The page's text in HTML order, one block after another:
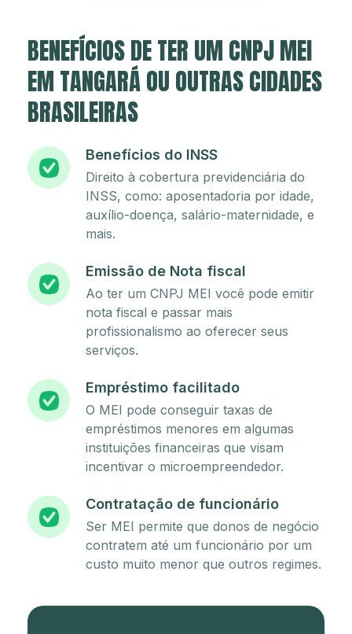
BENEFÍCIOS DE TER UM CNPJ MEI
EM TANGARÁ OU OUTRAS CIDADES
BRASILEIRAS
Benefícios do INSS
Direito à cobertura previdenciária do
INSS, como: aposentadoria por idade,
auxílio-doença, salário-maternidade, e
mais.
Emissão de Nota fiscal
Ao ter um CNPJ MEI você pode emitir
nota fiscal e passar mais
profissionalismo ao oferecer seus
serviços.
Empréstimo facilitado
O MEI pode conseguir taxas de
empréstimos menores em algumas
instituições financeiras que visam
incentivar o microempreendedor.
Contratação de funcionário
Ser MEI permite que donos de negócio
contratem até um funcionário por um
custo muito menor que outros regimes.